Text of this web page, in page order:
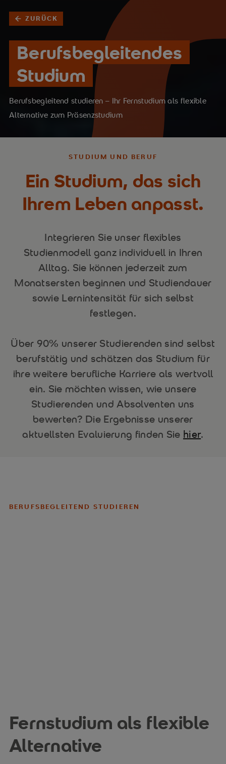
ZURÜCK
Berufsbegleitendes
Studium
Berufsbegleitend studieren – Ihr Fernstudium als flexible
Alternative zum Präsenzstudium
STUDIUM UND BERUF
Ein Studium, das sich
Ihrem Leben anpasst.
Integrieren Sie unser flexibles
Studienmodell ganz individuell in Ihren
Alltag. Sie können jederzeit zum
Monatsersten beginnen und Studiendauer
sowie Lernintensität für sich selbst
festlegen.
Über 90% unserer Studierenden sind selbst
berufstätig und schätzen das Studium für
ihre weitere berufliche Karriere als wertvoll
ein. Sie möchten wissen, wie unsere
Studierenden und Absolventen uns
bewerten? Die Ergebnisse unserer
aktuellsten Evaluierung finden Sie hier.
BERUFSBEGLEITEND STUDIEREN
Fernstudium als flexible
Alternative